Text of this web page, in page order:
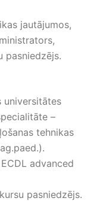
jautājumos,
pasniedzējs.
universitātes
–
tehnikas
advanced
pasniedzējs.